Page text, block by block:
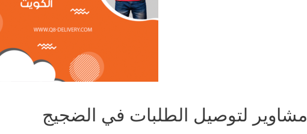
مشاوير لتوصيل الطلبات في الضجيج